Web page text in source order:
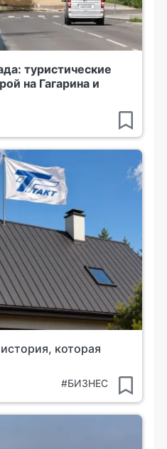
туристические
на Гагарина и
которая
#БИЗНЕС